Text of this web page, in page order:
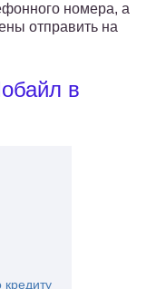
номера, а
отправить на
в
кредиту